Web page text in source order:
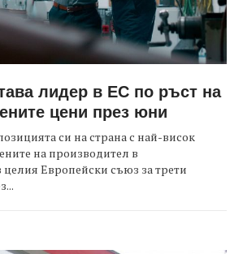
лидер в ЕС по ръст на
цени през юни
си на страна с най-висок
на производител в
Европейски съюз за трети